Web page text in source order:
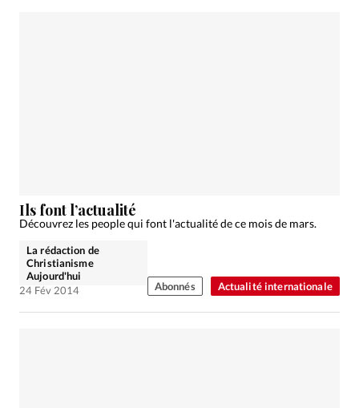
Actualité internationale
Ils font l’actualité
Découvrez les people qui font l'actualité de ce mois de mars.
La rédaction de
Christianisme
Aujourd'hui
24 Fév 2014
Abonnés